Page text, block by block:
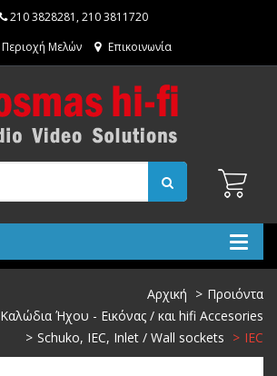
210 3828281 ,210 3811720
Περιοχή Μελών
Επικοινωνία
Αρχική
Προιόντα
Καλώδια Ήχου - Εικόνας / και hifi Accesories
Schuko, IEC, Inlet / Wall sockets
IEC